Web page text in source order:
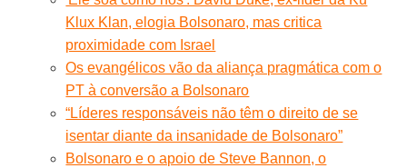
Klux Klan, elogia Bolsonaro, mas critica
proximidade com Israel
Os evangélicos vão da aliança pragmática com o
PT à conversão a Bolsonaro
“Líderes responsáveis não têm o direito de se
isentar diante da insanidade de Bolsonaro”
Bolsonaro e o apoio de Steve Bannon, o